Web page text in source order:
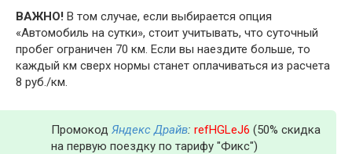
ВАЖНО! В том случае, если выбирается опция
«Автомобиль на сутки», стоит учитывать, что суточный
пробег ограничен 70 км. Если вы наездите больше, то
каждый км сверх нормы станет оплачиваться из расчета
8 руб./км.
Промокод Яндекс Драйв: refHGLeJ6 (50% скидка
на первую поездку по тарифу "Фикс")